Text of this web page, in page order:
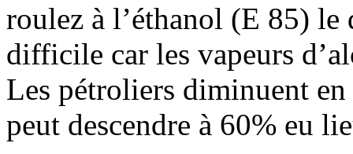
roulez à l’éthanol (E 85)
difficile car les vapeurs
Les pétroliers diminuent
peut descendre à 60% eu